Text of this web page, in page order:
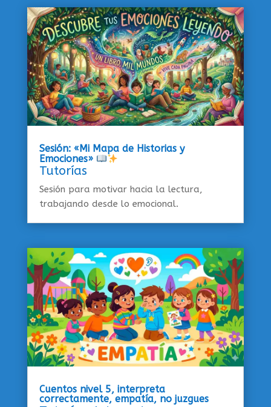
Sesión: «Mi Mapa de Historias y
Emociones»
Tutorías
Sesión para motivar hacia la lectura,
trabajando desde lo emocional.
Cuentos nivel 5, interpreta
correctamente, empatía, no juzgues